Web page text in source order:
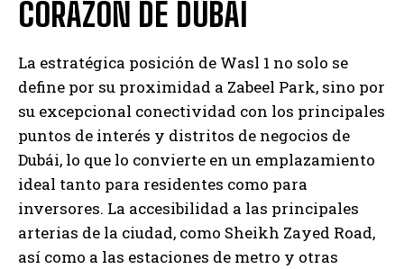
CORAZÓN DE DUBÁI
La estratégica posición de Wasl 1 no solo se
define por su proximidad a Zabeel Park, sino por
su excepcional conectividad con los principales
puntos de interés y distritos de negocios de
Dubái, lo que lo convierte en un emplazamiento
ideal tanto para residentes como para
inversores. La accesibilidad a las principales
arterias de la ciudad, como Sheikh Zayed Road,
así como a las estaciones de metro y otras